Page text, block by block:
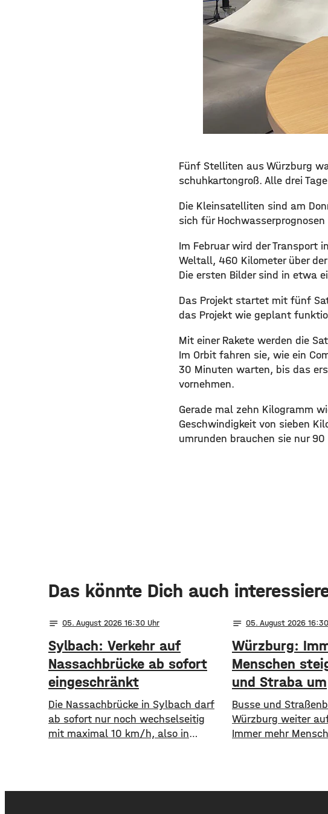
Fünf Stelliten aus Würzburg
schuhkartongroß. Alle drei
Die Kleinsatelliten sind am
sich für
Im Februar wird der Transport
Weltall, 460 Kilometer über
Die ersten Bilder sind in etwa
Das Projekt startet mit fünf
das Projekt wie geplant
Mit einer Rakete werden die
Im Orbit fahren sie, wie ein
30 Minuten warten, bis das
vornehmen.
Gerade mal zehn Kilogramm
Geschwindigkeit von sieben
umrunden brauchen sie nur
Das könnte Dich auch
notes 05. August 2026 16:30
Sylbach: Verkehr auf
Nassachbrücke ab sofort
eingeschränkt
Die Nassachbrücke in Sylbach darf
ab sofort nur noch wechselseitig
mit maximal 10 km/h, also in
Landratsamt am
notes 05. August 2026 16:30
Würzburg:
Menschen
und Straba um
​​Busse und
Würzburg weiter
Immer mehr
im ersten Halbjahr